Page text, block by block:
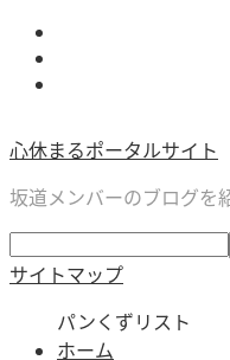
心休まるポータルサイト
坂道メンバーのブログを
サイトマップ
パンくずリスト
ホーム